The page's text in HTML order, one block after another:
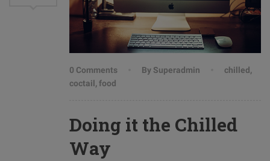
0 Comments By Superadmin chilled,
coctail ,food
Doing it the Chilled
Way